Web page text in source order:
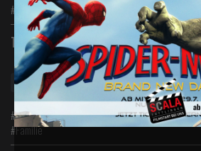
#Komödie
Toy Story 5
Toy Story 5
#Abenteuer #Animation #Komödie
#Familie